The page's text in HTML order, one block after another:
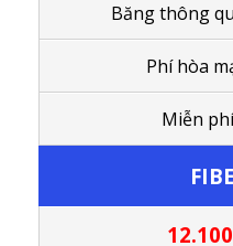
Băng thông
Phí hòa
Miễn